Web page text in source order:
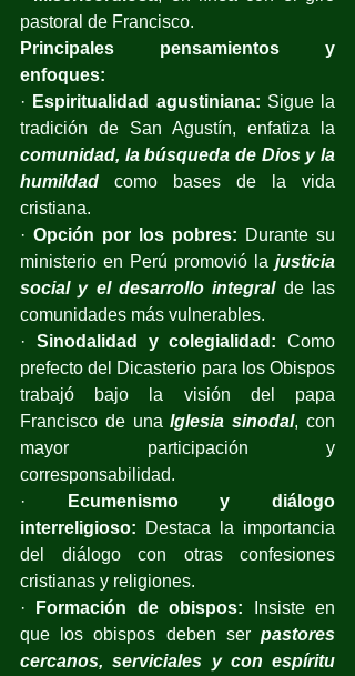
pastoral de Francisco.
Principales pensamientos y
enfoques:
· Espiritualidad agustiniana: Sigue la
comunidad, la búsqueda de Dios y la
humildad como bases de la vida
cristiana.
· Opción por los pobres: Durante su
ministerio en Perú promovió la justicia
social y el desarrollo integral de las
comunidades más vulnerables.
· Sinodalidad y colegialidad: Como
prefecto del Dicasterio para los Obispos
trabajó bajo la visión del papa
Francisco de una Iglesia sinodal, con
mayor participación y
corresponsabilidad.
·
Ecumenismo y diálogo
interreligioso: Destaca la importancia
del diálogo con otras confesiones
cristianas y religiones.
·
Formación de obispos: Insiste en
que los obispos deben ser pastores
cercanos, serviciales y con espíritu